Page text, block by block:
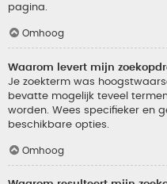
pagina.
Omhoog
Waarom levert mijn
Je zoekterm was
bevatte mogelijk teveel
worden. Wees specifieker en
beschikbare opties.
Omhoog